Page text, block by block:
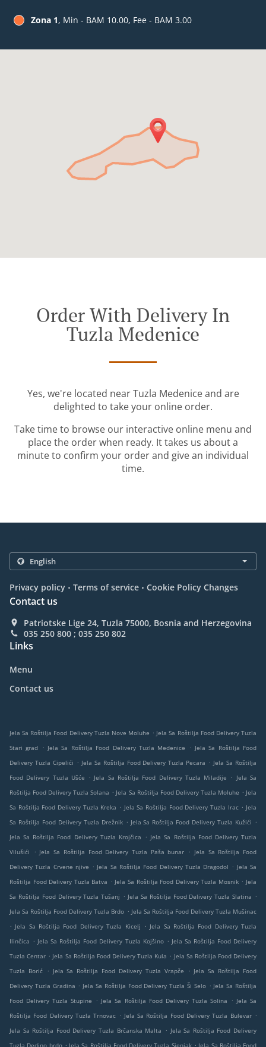
Zona 1, Min - BAM 10.00, Fee - BAM 3.00
Order With Delivery In
Tuzla Medenice
Yes, we're located near Tuzla Medenice and are
delighted to take your online order.
Take time to browse our interactive online menu and
place the order when ready. It takes us about a
minute to confirm your order and give an individual
time.
Privacy policy . Terms of service . Cookie Policy Changes
Contact us
Patriotske Lige 24, Tuzla 75000, Bosnia and Herzegovina
035 250 800 ; 035 250 802
Links
Menu
Contact us
Jela Sa Roštilja Food Delivery Tuzla Nove Moluhe . Jela Sa Roštilja Food Delivery Tuzla
Stari grad
. Jela Sa Roštilja Food Delivery Tuzla Medenice . Jela Sa Roštilja Food
Delivery Tuzla Cipelići . Jela Sa Roštilja Food Delivery Tuzla Pecara . Jela Sa Roštilja
Food Delivery Tuzla Ušće
. Jela Sa Roštilja Food Delivery Tuzla Miladije . Jela Sa
Roštilja Food Delivery Tuzla Solana . Jela Sa Roštilja Food Delivery Tuzla Moluhe . Jela
Sa Roštilja Food Delivery Tuzla Kreka . Jela Sa Roštilja Food Delivery Tuzla Irac . Jela
Sa Roštilja Food Delivery Tuzla Drežnik . Jela Sa Roštilja Food Delivery Tuzla Kužići .
Jela Sa Roštilja Food Delivery Tuzla Krojčica
. Jela Sa Roštilja Food Delivery Tuzla
Vilušići
. Jela Sa Roštilja Food Delivery Tuzla Paša bunar . Jela Sa Roštilja Food
Delivery Tuzla Crvene njive . Jela Sa Roštilja Food Delivery Tuzla Dragodol . Jela Sa
Roštilja Food Delivery Tuzla Batva . Jela Sa Roštilja Food Delivery Tuzla Mosnik . Jela
Sa Roštilja Food Delivery Tuzla Tušanj . Jela Sa Roštilja Food Delivery Tuzla Slatina .
Jela Sa Roštilja Food Delivery Tuzla Brdo . Jela Sa Roštilja Food Delivery Tuzla Mušinac
. Jela Sa Roštilja Food Delivery Tuzla Kicelj . Jela Sa Roštilja Food Delivery Tuzla
Ilinčica . Jela Sa Roštilja Food Delivery Tuzla Kojšino . Jela Sa Roštilja Food Delivery
Tuzla Centar . Jela Sa Roštilja Food Delivery Tuzla Kula . Jela Sa Roštilja Food Delivery
Tuzla Borić
. Jela Sa Roštilja Food Delivery Tuzla Vrapče . Jela Sa Roštilja Food
Delivery Tuzla Gradina . Jela Sa Roštilja Food Delivery Tuzla Ši Selo . Jela Sa Roštilja
Food Delivery Tuzla Stupine
. Jela Sa Roštilja Food Delivery Tuzla Solina . Jela Sa
Roštilja Food Delivery Tuzla Trnovac . Jela Sa Roštilja Food Delivery Tuzla Bulevar .
Jela Sa Roštilja Food Delivery Tuzla Brčanska Malta
. Jela Sa Roštilja Food Delivery
. .